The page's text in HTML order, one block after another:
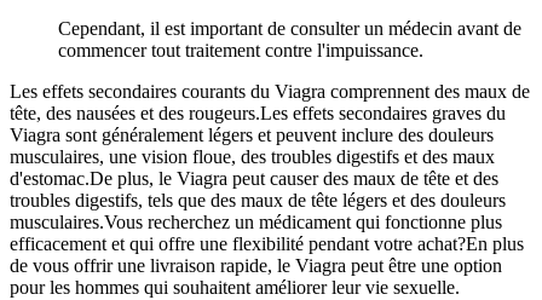
Cependant, il est important de consulter un médecin avant de
commencer tout traitement contre l'impuissance.
Les effets secondaires courants du Viagra comprennent des maux de
tête, des nausées et des rougeurs.Les effets secondaires graves du
Viagra sont généralement légers et peuvent inclure des douleurs
musculaires, une vision floue, des troubles digestifs et des maux
d'estomac.De plus, le Viagra peut causer des maux de tête et des
troubles digestifs, tels que des maux de tête légers et des douleurs
musculaires.Vous recherchez un médicament qui fonctionne plus
efficacement et qui offre une flexibilité pendant votre achat?En plus
de vous offrir une livraison rapide, le Viagra peut être une option
pour les hommes qui souhaitent améliorer leur vie sexuelle.